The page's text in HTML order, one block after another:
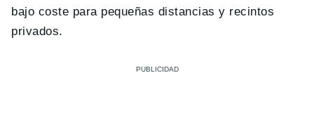
bajo coste para pequeñas distancias y recintos
privados.